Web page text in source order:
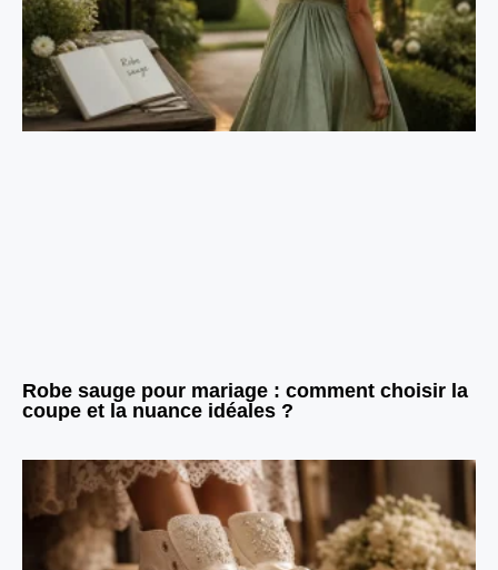
Robe sauge pour mariage : comment choisir la
coupe et la nuance idéales ?